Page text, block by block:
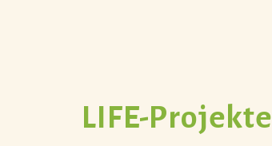
LIFE-Projekte